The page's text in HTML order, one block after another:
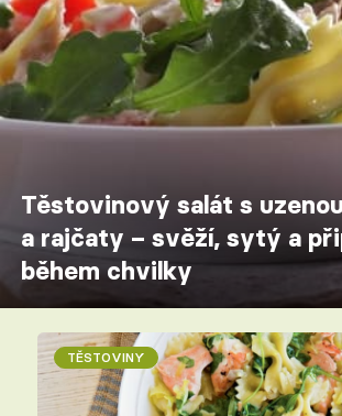
Těstovinový salát s
a rajčaty – svěží, sytý a
během chvilky
TĚSTOVINY